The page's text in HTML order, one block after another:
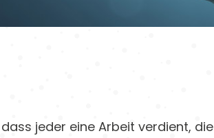
jeder eine Arbeit verdient, die